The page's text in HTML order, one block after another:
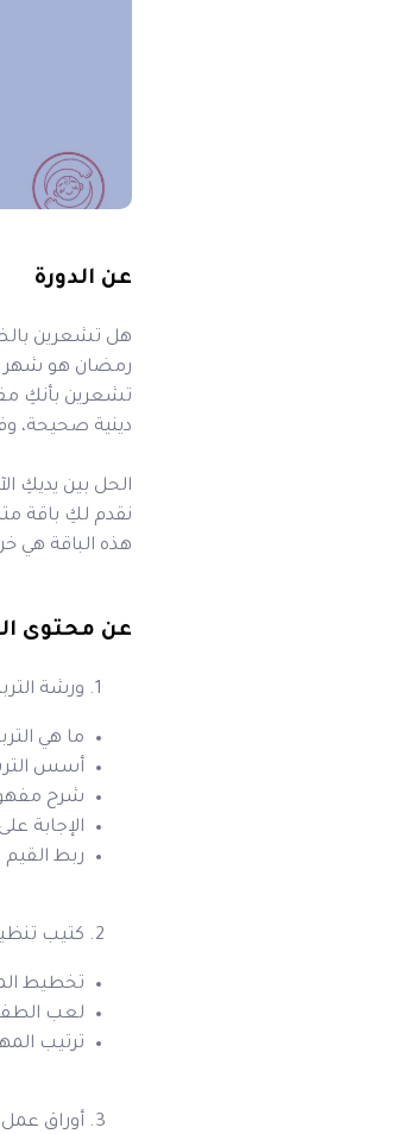
عن الدورة
هل تشعرين
رمضان هو شهر
تشعرين بأنكِ
دينية صحيحة،
الحل بين يديكِ
نقدم لكِ باقة
هذه الباقة هي
عن محتوى
ورشة
ما هي
أسس
شرح
الإجابة
ربط القيم
كتيب
تخطيط
لعب
ترتيب
أوراق